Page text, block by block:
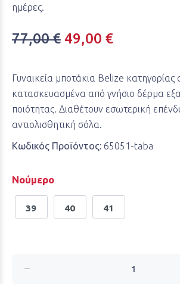
ημέρες.
77,00 € 49,00 €
Γυναικεία μποτάκια Βelize
κατασκευασμένα από γνήσιο δέρμα
ποιότητας. Διαθέτουν εσωτερική
αντιολισθητική σόλα.
Κωδικός Προϊόντος: 65051-taba
Νούμερο
39 40 41